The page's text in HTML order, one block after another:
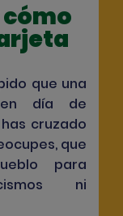
cómo
que una
en día de
cruzado
que
para
ni